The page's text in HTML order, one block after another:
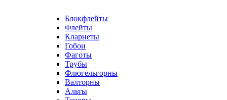
Блокфлейты
Флейты
Кларнеты
Гобои
Фаготы
Трубы
Флюгельгорны
Валторны
Альты